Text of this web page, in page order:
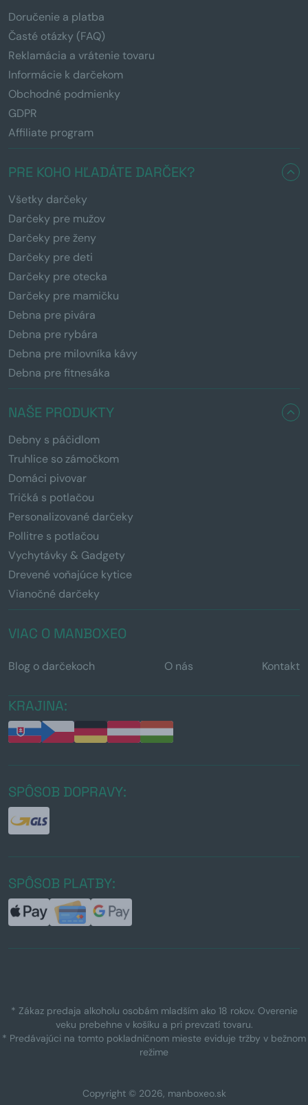
Doručenie a platba
Časté otázky (FAQ)
Reklamácia a vrátenie tovaru
Informácie k darčekom
Obchodné podmienky
GDPR
Affiliate program
PRE KOHO HĽADÁTE DARČEK?
Všetky darčeky
Darčeky pre mužov
Darčeky pre ženy
Darčeky pre deti
Darčeky pre otecka
Darčeky pre mamičku
Debna pre pivára
Debna pre rybára
Debna pre milovníka kávy
Debna pre fitnesáka
NAŠE PRODUKTY
Debny s páčidlom
Truhlice so zámočkom
Domáci pivovar
Tričká s potlačou
Personalizované darčeky
Pollitre s potlačou
Vychytávky & Gadgety
Drevené voňajúce kytice
Vianočné darčeky
VIAC O MANBOXEO
Blog o darčekoch O nás Kontakt
KRAJINA:
SPÔSOB DOPRAVY:
SPÔSOB PLATBY:
* Zákaz predaja alkoholu osobám mladším ako 18 rokov. Overenie
veku prebehne v košíku a pri prevzatí tovaru.
* Predávajúci na tomto pokladničnom mieste eviduje tržby v bežnom
režime
Copyright © 2026, manboxeo.sk